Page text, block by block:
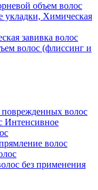
объем волос
укладки, Химическая
завивка волос
волос (флиссинг и
поврежденных волос
Интенсивное
волос
без применения